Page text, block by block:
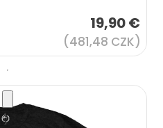
19,90 €
(481,48 CZK)